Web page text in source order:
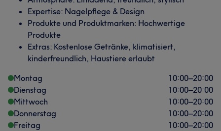
Expertise: Nagelpflege & Design
Produkte und Produktmarken: Hochwertige
Produkte
Extras: Kostenlose Getränke, klimatisiert,
kinderfreundlich, Haustiere erlaubt
Montag
10:00–20:00
Dienstag
10:00–20:00
Mittwoch
10:00–20:00
Donnerstag
10:00–20:00
Freitag
10:00–20:00